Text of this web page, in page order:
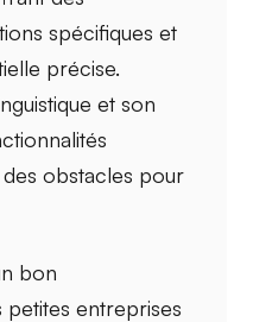
spécifiques et
précise.
et son
obstacles pour
bon
petites entreprises